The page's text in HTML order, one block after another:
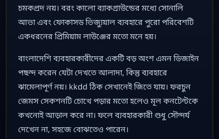
চমকপ্রদ নয়। বরং কালো ব্যাকগ্রাউন্ডের মধ্যে সোনালি
আভা এবং ফোকাসড ভিজ্যুয়াল ব্যবহারে পুরো পরিবেশটি
একধরনের প্রিমিয়াম লাউঞ্জের মতো মনে হয়।
বাংলাদেশি ব্যবহারকারীদের একটি বড় অংশ এমন ডিজাইন
পছন্দ করেন যেটা দেখতে আলাদা, কিন্তু ব্যবহারে
ঝামেলাপূর্ণ নয়। kkdd ঠিক সেখানেই জিতে যায়। ফরচুন
জেমস সেকশনটি চোখে পড়ার মতো হলেও মূল কনটেন্টকে
কখনোই আড়াল করে না। ফলে ব্যবহারকারী শুধু সৌন্দর্য
দেখেন না, সহজে বোঝতেও পারেন।